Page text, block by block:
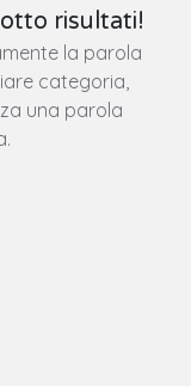
risultati!
la parola
categoria,
una parola